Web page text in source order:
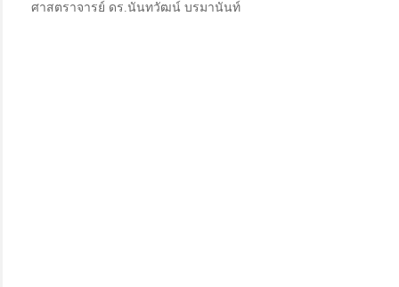
ศาสตราจารย์ ดร.นันทวัฒน์ บรมานันท์